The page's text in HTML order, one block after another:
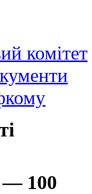
комітет
100